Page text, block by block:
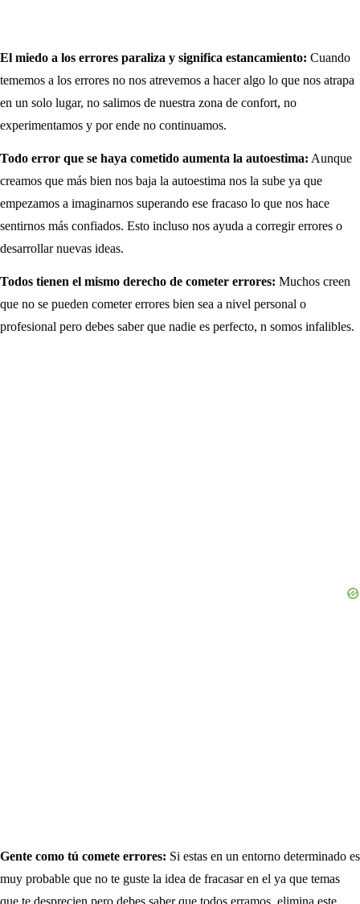
El miedo a los errores paraliza y significa estancamiento: Cuando
tememos a los errores no nos atrevemos a hacer algo lo que nos atrapa
en un solo lugar, no salimos de nuestra zona de confort, no
experimentamos y por ende no continuamos.
Todo error que se haya cometido aumenta la autoestima: Aunque
creamos que más bien nos baja la autoestima nos la sube ya que
empezamos a imaginarnos superando ese fracaso lo que nos hace
sentirnos más confiados. Esto incluso nos ayuda a corregir errores o
desarrollar nuevas ideas.
Todos tienen el mismo derecho de cometer errores: Muchos creen
que no se pueden cometer errores bien sea a nivel personal o
profesional pero debes saber que nadie es perfecto, n somos infalibles.
Gente como tú comete errores: Si estas en un entorno determinado es
muy probable que no te guste la idea de fracasar en el ya que temas
que te desprecien pero debes saber que todos erramos, elimina este